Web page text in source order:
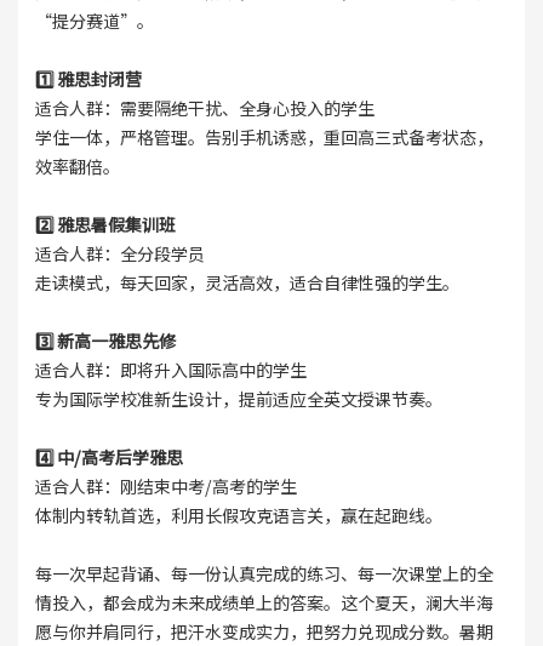
“提分赛道”。
1️⃣ 雅思封闭营
适合人群：需要隔绝干扰、全身心投入的学生
学住一体，严格管理。告别手机诱惑，重回高三式备考状态，
效率翻倍。
2️⃣ 雅思暑假集训班
适合人群：全分段学员
走读模式，每天回家，灵活高效，适合自律性强的学生。
3️⃣ 新高一雅思先修
适合人群：即将升入国际高中的学生
专为国际学校准新生设计，提前适应全英文授课节奏。
4️⃣ 中/高考后学雅思
适合人群：刚结束中考/高考的学生
体制内转轨首选，利用长假攻克语言关，赢在起跑线。
每一次早起背诵、每一份认真完成的练习、每一次课堂上的全
情投入，都会成为未来成绩单上的答案。这个夏天，澜大半海
愿与你并肩同行，把汗水变成实力，把努力兑现成分数。暑期